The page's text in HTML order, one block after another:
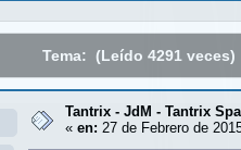
Tema: (Leído 4291 veces)
Tantrix - JdM - Tantrix
« en: 27 de Febrero de